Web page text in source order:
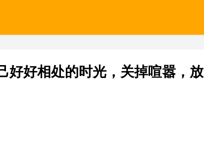
好好相处的时光，关掉喧嚣，放